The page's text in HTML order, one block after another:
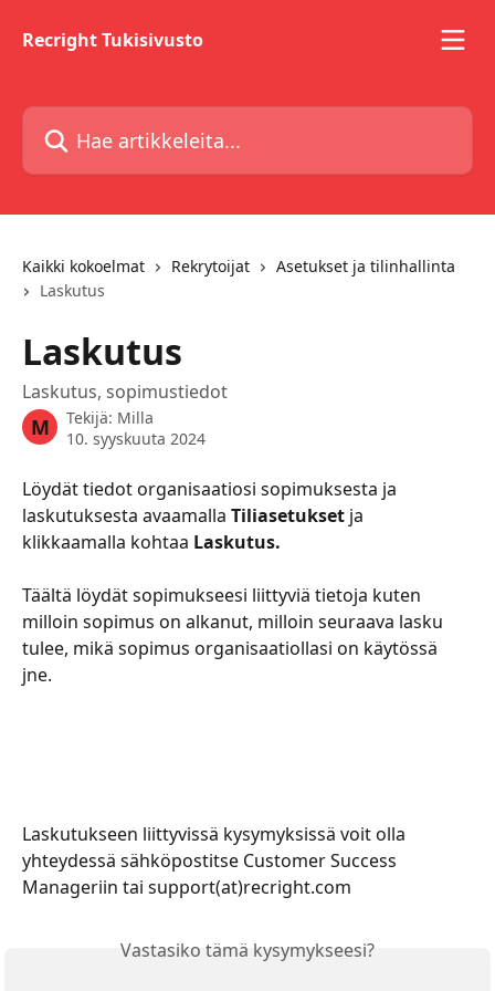
Recright Tukisivusto
Hae artikkeleita...
Kaikki kokoelmat Rekrytoijat
Asetukset ja tilinhallinta
Laskutus
Laskutus
Laskutus, sopimustiedot
M Tekijä: Milla
10. syyskuuta 2024
Löydät tiedot organisaatiosi sopimuksesta ja
laskutuksesta avaamalla Tiliasetukset ja
klikkaamalla kohtaa Laskutus.
Täältä löydät sopimukseesi liittyviä tietoja kuten
milloin sopimus on alkanut, milloin seuraava lasku
tulee, mikä sopimus organisaatiollasi on käytössä
jne.
Laskutukseen liittyvissä kysymyksissä voit olla
yhteydessä sähköpostitse Customer Success
Manageriin tai support(at)recright.com
Vastasiko tämä kysymykseesi?